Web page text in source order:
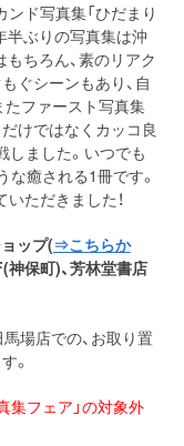
ド写真集「ひだまり
半ぶりの写真集は沖
もちろん、素のリアク
ぐシーンもあり、自
ファースト写真集
けではなくカッコ良
しました。いつでも
な癒される1冊です。
ただきました！
ップ(⇒こちらか
神保町)、芳林堂書店
場店での、お取り置
。
集フェア」の対象外